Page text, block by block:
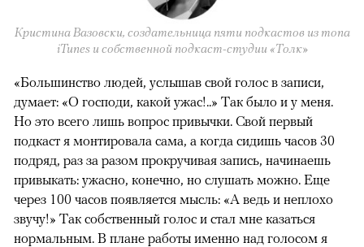
Кристина Вазовски, создательница пяти подкастов из топа
iTunes и собственной подкаст-студии «Толк»
«Большинство людей, услышав свой голос в записи,
думает: «О господи, какой ужас!..» Так было и у меня.
Но это всего лишь вопрос привычки. Свой первый
подкаст я монтировала сама, а когда сидишь часов 30
подряд, раз за разом прокручивая запись, начинаешь
привыкать: ужасно, конечно, но слушать можно. Еще
через 100 часов появляется мысль: «А ведь и неплохо
звучу!» Так собственный голос и стал мне казаться
нормальным. В плане работы именно над голосом я